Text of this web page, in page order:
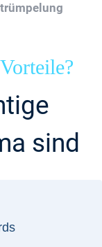
sind